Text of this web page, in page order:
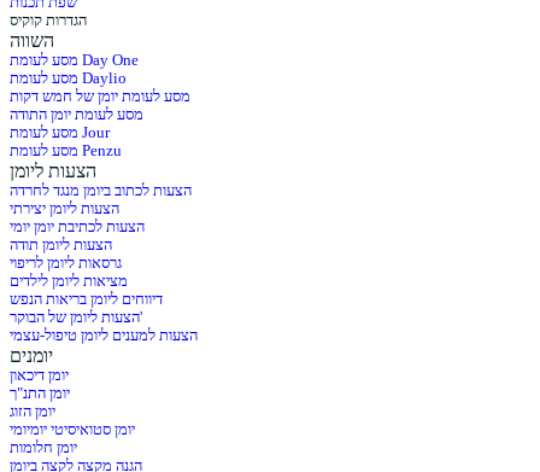
הגדרות קוקיס
השווה
מסע לעומת Day One
מסע לעומת Daylio
מסע לעומת יומן של חמש דקות
מסע לעומת יומן התודה
מסע לעומת Jour
מסע לעומת Penzu
הצעות ליומן
הצעות לכתוב ביומן מנגד לחרדה
הצעות ליומן יצירתי
הצעות לכתיבת יומן יומי
הצעות ליומן תודה
גרסאות ליומן לריפוי
מציאות ליומן לילדים
דיווחים ליומן בריאות הנפש
הצעות ליומן של הבוקר'
הצעות למענים ליומן טיפול-עצמי
יומנים
יומן דיכאון
יומן התנ"ך
יומן הזוג
יומן סטואיסיטי יומיומי
יומן חלומות
הגנה מקצה לקצה ביומן